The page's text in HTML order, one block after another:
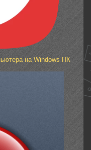
на Windows ПК